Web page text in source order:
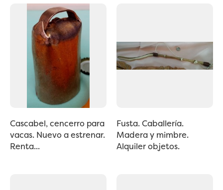
Cascabel, cencerro para
vacas. Nuevo a estrenar.
Renta...
Fusta. Caballería.
Madera y mimbre.
Alquiler objetos.